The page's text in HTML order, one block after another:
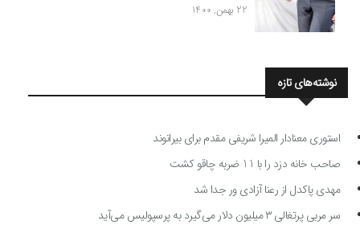
22 بهمن, 1400
نوشته‌های تازه
استوری معنادار المیرا شریفی مقدم برای بیرانوند
صاحب خانه دزد را با 11 ضربه چاقو کشت
مهدی پاکدل از رعنا آزادی ور جدا شد
سر مربی پرتغالی ۳ میلیون دلار می‌گیرد به پرسپولیس می‌آید